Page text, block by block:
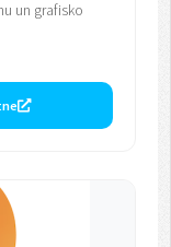
un grafisko